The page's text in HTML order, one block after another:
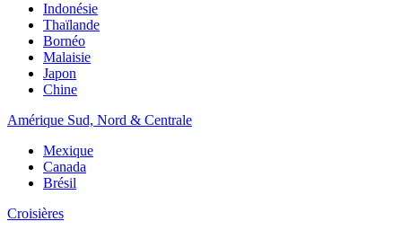
Indonésie
Thaïlande
Bornéo
Malaisie
Japon
Chine
Amérique Sud, Nord & Centrale
Mexique
Canada
Brésil
Croisières